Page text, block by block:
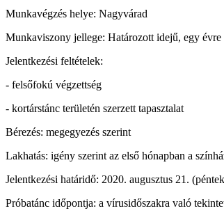
Munkavégzés helye: Nagyvárad
Munkaviszony jellege: Határozott idejű, egy évre
Jelentkezési feltételek:
- felsőfokú végzettség
- kortárstánc területén szerzett tapasztalat
Bérezés: megegyezés szerint
Lakhatás: igény szerint az első hónapban a
Jelentkezési határidő: 2020. augusztus 21.
Próbatánc időpontja: a vírusidőszakra való